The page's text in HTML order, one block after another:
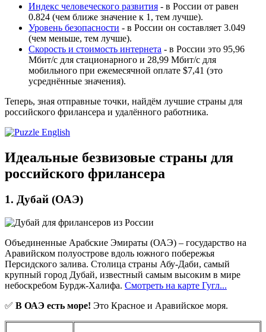
Индекс человеческого развития - в России от равен
0.824 (чем ближе значение к 1, тем лучше).
Уровень безопасности - в России он составляет 3.049
(чем меньше, тем лучше).
Скорость и стоимость интернета - в России это 95,96
Мбит/с для стационарного и 28,99 Мбит/с для
мобильного при ежемесячной оплате $7,41 (это
усреднённые значения).
Теперь, зная отправные точки, найдём лучшие страны для
российского фрилансера и удалённого работника.
Идеальные безвизовые страны для
российского фрилансера
1. Дубай (ОАЭ)
Объединенные Арабские Эмираты (ОАЭ) – государство на
Аравийском полуострове вдоль южного побережья
Персидского залива. Столица страны Абу-Даби, самый
крупный город Дубай, известный самым высоким в мире
небоскребом Бурдж-Халифа. Смотреть на карте Гугл...
✅ В ОАЭ есть море! Это Красное и Аравийское моря.